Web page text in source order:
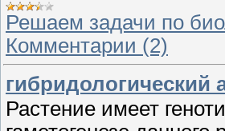
Решаем задачи по
Комментарии (2)
гибридологический
Растение имеет